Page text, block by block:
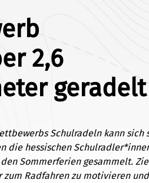
2,6
geradelt
Schulradeln kann sich
die hessischen
Sommerferien gesammelt.
zum Radfahren zu motivieren